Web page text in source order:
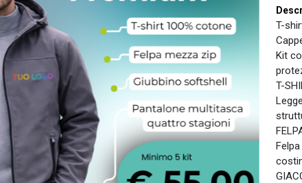
T-
Kit
T-